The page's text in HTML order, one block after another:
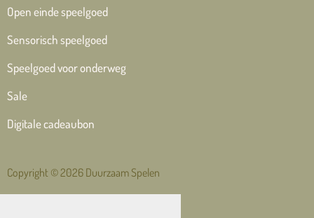
Open einde speelgoed
Sensorisch speelgoed
Speelgoed voor onderweg
Sale
Digitale cadeaubon
Copyright © 2026 Duurzaam Spelen